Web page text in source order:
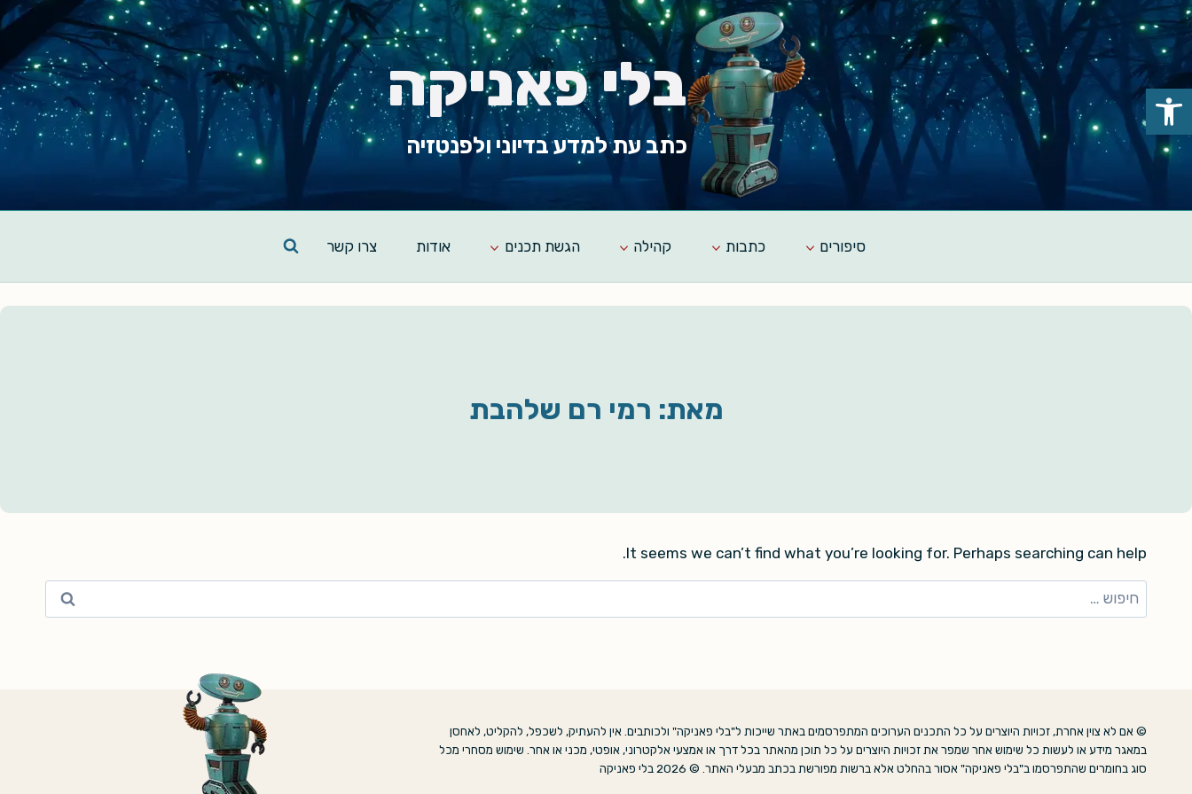
Skip
content
בלי פאניקה
כתב עת למדע בדיוני ולפנטזיה
סיפורים כתבות קהילה הגשת תכנים אודות צרו קשר
מאת: רמי רם שלהבת
It seems we can’t find what you’re looking for. Perhaps searching can help.
חיפוש:
© אם לא צוין אחרת, זכויות היוצרים על כל התכנים הערוכים המתפרסמים באתר שייכות ל"בלי פאניקה" ולכותבים. אין להעתיק, לשכפל, להקליט, לאחסן
במאגר מידע או לעשות כל שימוש אחר שמפר את זכויות היוצרים על כל תוכן מהאתר בכל דרך או אמצעי אלקטרוני, אופטי, מכני או אחר. שימוש מסחרי מכל
סוג בחומרים שהתפרסמו ב"בלי פאניקה" אסור בהחלט אלא ברשות מפורשת בכתב מבעלי האתר. © 2026 בלי פאניקה
פתח סרגל נגישות